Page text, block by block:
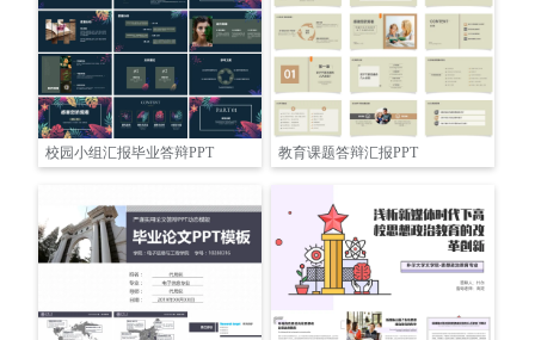
校园小组汇报毕业答辩PPT 教育课题答辩汇报PPT